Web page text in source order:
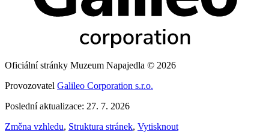
Oficiální stránky Muzeum Napajedla © 2026
Provozovatel Galileo Corporation s.r.o.
Poslední aktualizace: 27. 7. 2026
Změna vzhledu, Struktura stránek, Vytisknout